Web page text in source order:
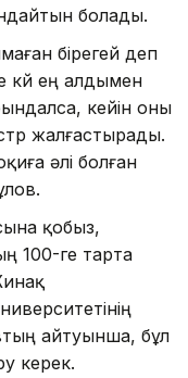
болады.
бірегей деп
күй ең алдымен
кейін оны
жалғастырады.
әлі болған
қобыз,
100-ге тарта
айтуынша, бұл
керек.